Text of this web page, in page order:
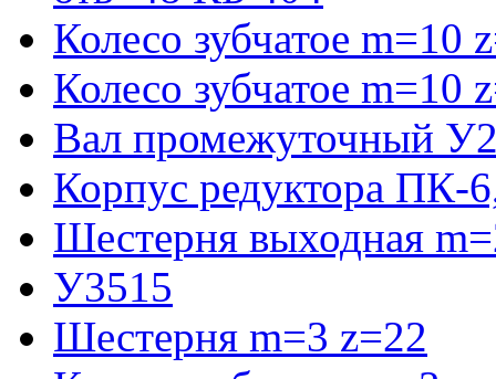
Колесо зубчатое
Колесо зубчатое
Вал промежуточный
Корпус редуктора ПК-
Шестерня выходная
У3515
Шестерня m=3 z=22